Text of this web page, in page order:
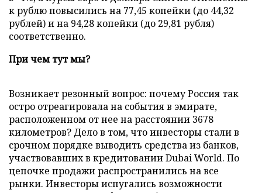
к рублю повысились на 77,45 копейки (до 44,32
рублей) и на 94,28 копейки (до 29,81 рубля)
соответственно.
При чем тут мы?
Возникает резонный вопрос: почему Россия так
остро отреагировала на события в эмирате,
расположенном от нее на расстоянии 3678
километров? Дело в том, что инвесторы стали в
срочном порядке выводить средства из банков,
участвовавших в кредитовании Dubai World. По
цепочке продажи распространились на все
рынки. Инвесторы испугались возможности